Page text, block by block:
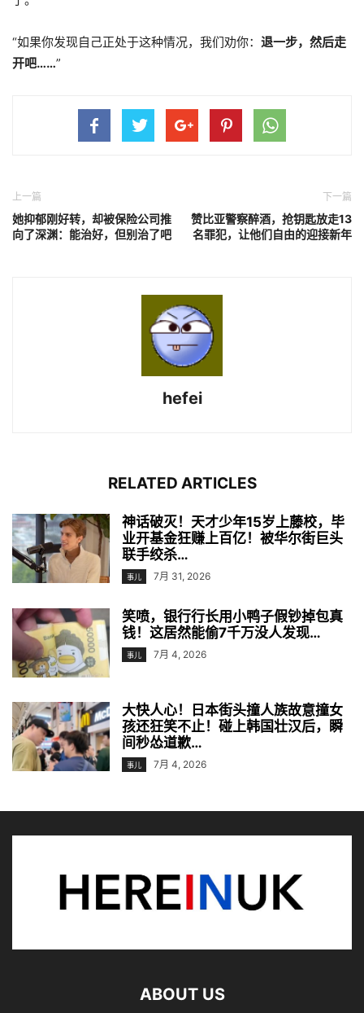
“如果你发现自己正处于这种情况，我们劝你： 退一步，然后走
开吧……”
上一篇
她抑郁刚好转，却被保险公司推
向了深渊：能治好，但别治了吧
下一篇
赞比亚警察醉酒，抢钥匙放走13
名罪犯，让他们自由的迎接新年
hefei
RELATED ARTICLES
神话破灭！天才少年15岁上藤校，毕
业开基金狂赚上百亿！被华尔街巨头
联手绞杀…
事儿 7月 31, 2026
笑喷，银行行长用小鸭子假钞掉包真
钱！这居然能偷7千万没人发现…
事儿 7月 4, 2026
大快人心！日本街头撞人族故意撞女
孩还狂笑不止！碰上韩国壮汉后，瞬
间秒怂道歉…
事儿 7月 4, 2026
ABOUT US